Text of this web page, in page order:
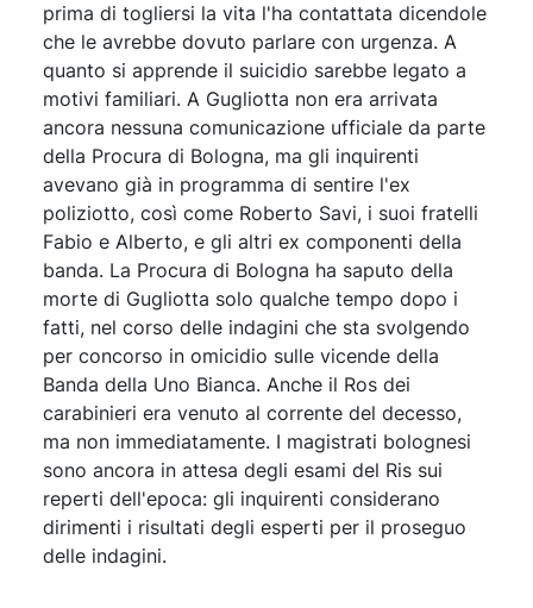
prima di togliersi la vita l'ha contattata dicendole
che le avrebbe dovuto parlare con urgenza. A
quanto si apprende il suicidio sarebbe legato a
motivi familiari. A Gugliotta non era arrivata
ancora nessuna comunicazione ufficiale da parte
della Procura di Bologna, ma gli inquirenti
avevano già in programma di sentire l'ex
poliziotto, così come Roberto Savi, i suoi fratelli
Fabio e Alberto, e gli altri ex componenti della
banda. La Procura di Bologna ha saputo della
morte di Gugliotta solo qualche tempo dopo i
fatti, nel corso delle indagini che sta svolgendo
per concorso in omicidio sulle vicende della
Banda della Uno Bianca. Anche il Ros dei
carabinieri era venuto al corrente del decesso,
ma non immediatamente. I magistrati bolognesi
sono ancora in attesa degli esami del Ris sui
reperti dell'epoca: gli inquirenti considerano
dirimenti i risultati degli esperti per il proseguo
delle indagini.